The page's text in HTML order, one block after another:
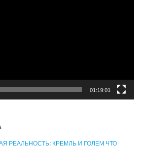
01:19:01
РЕАЛЬНОСТЬ: КРЕМЛЬ И ГОЛЕМ ЧТО